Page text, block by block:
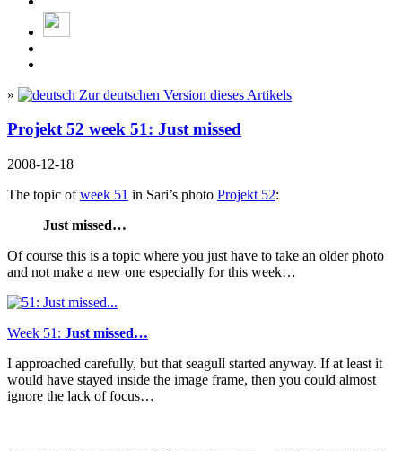
» Zur deutschen Version dieses Artikels
Projekt 52 week 51: Just missed
2008-12-18
The topic ofweek 51 in Sari’s photo Projekt 52:
Just missed…
Of course this is a topic where you just have to take an older photo
and not make a new one especially for this week…
Week 51: Just missed…
I approached carefully, but that seagull started anyway. If at least it
would have stayed inside the image frame, then you could almost
ignore the lack of focus…